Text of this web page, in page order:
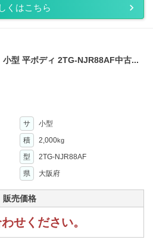
くはこちら
小型 平ボディ 2TG-NJR88AF中古...
サ
小型
積 2,000kg
型
2TG-NJR88AF
県 大阪府
販売価格
せください。